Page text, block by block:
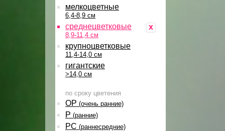
мелкоцветные
6,4-8,9 см
x
среднецветковые
8,9-11,4 см
крупноцветковые
11,4-14,0 см
гигантские
>14,0 см
по сроку цветения
ОР (очень ранние)
Р (ранние)
РС (раннесредние)